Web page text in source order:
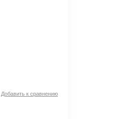
Добавить к сравнению